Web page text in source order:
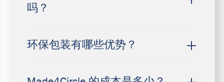
吗？
环保包装有哪些优势？